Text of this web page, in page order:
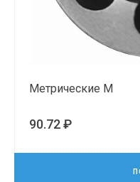
Метрические М
90.72 ₽